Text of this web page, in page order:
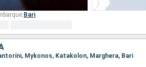
Bari
Mykonos, Katakolon, Marghera, Bari